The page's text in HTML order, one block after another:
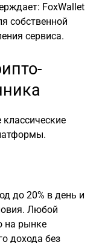
FoxWallet
собственной
сервиса.
классические
до 20% в день и
Любой
на рынке
дохода без